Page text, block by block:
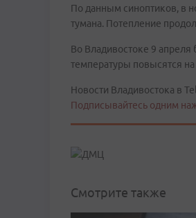
По данным синоптиков, в
тумана. Потепление
Во Владивостоке 9 апреля
температуры повысятся на
Новости Владивостока в
Подписывайтесь одним
Смотрите также